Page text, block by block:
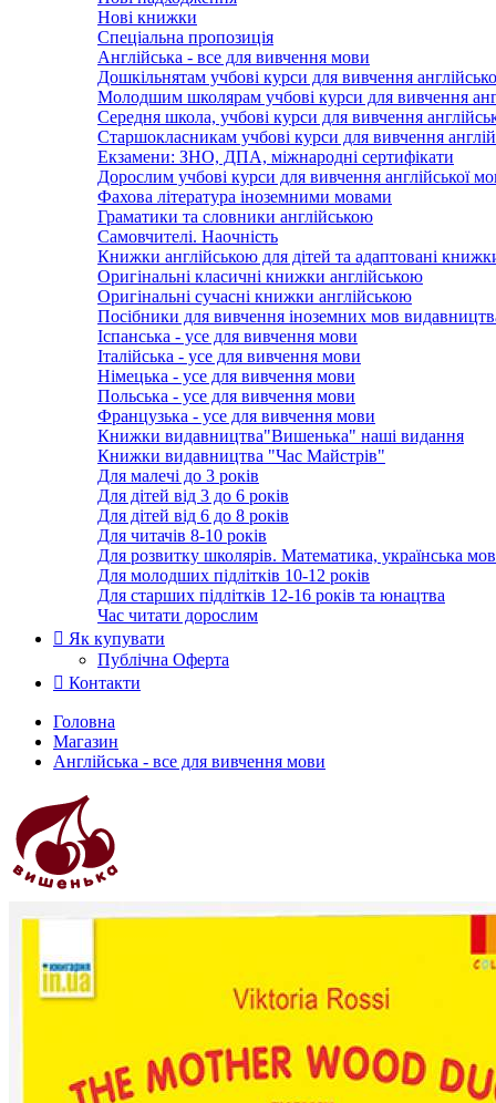
Нові книжки
Спеціальна пропозиція
Англійська - все для вивчення мови
Дошкільнятам учбові курси для вивчення
Молодшим школярам учбові курси для вивчення
Середня школа, учбові курси для вивчення
Старшокласникам учбові курси для вивчення
Екзамени: ЗНО, ДПА, міжнародні сертифікати
Дорослим учбові курси для вивчення англійської
Фахова література іноземними мовами
Граматики та словники англійською
Самовчителі. Наочність
Книжки англійською для дітей та адаптовані
Оригінальні класичні книжки англійською
Оригінальні сучасні книжки англійською
Посібники для вивчення іноземних мов
Іспанська - усе для вивчення мови
Італійська - усе для вивчення мови
Німецька - усе для вивчення мови
Польська - усе для вивчення мови
Французька - усе для вивчення мови
Книжки видавництва"Вишенька" наші видання
Книжки видавництва "Час Майстрів"
Для малечі до 3 років
Для дітей від 3 до 6 років
Для дітей від 6 до 8 років
Для читачів 8-10 років
Для розвитку школярів. Математика, українська
Для молодших підлітків 10-12 років
Для старших підлітків 12-16 років та юнацтва
Час читати дорослим
Як купувати
Публічна Оферта
Контакти
Головна
Магазин
Англійська - все для вивчення мови